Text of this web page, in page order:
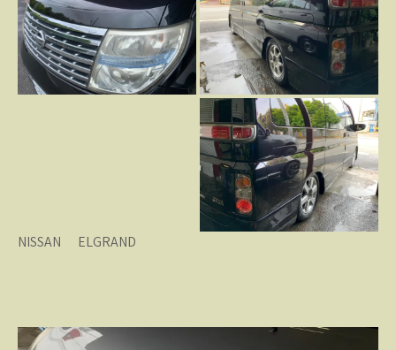
NISSAN ELGRAND